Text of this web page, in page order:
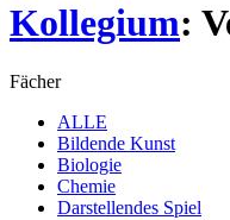
Kollegium:
Fächer
ALLE
Bildende Kunst
Biologie
Chemie
Darstellendes Spiel